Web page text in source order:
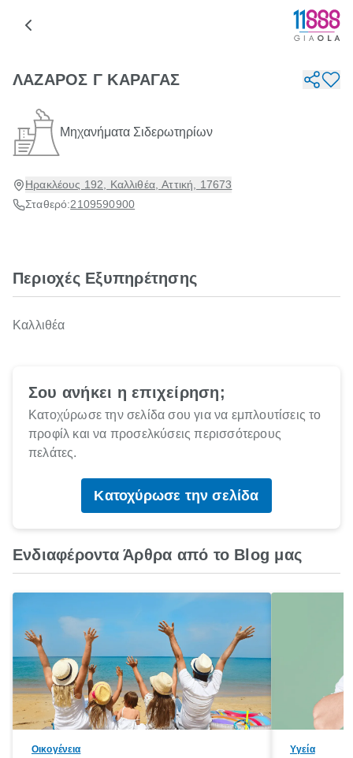
ΛΑΖΑΡΟΣ Γ ΚΑΡΑΓΑΣ
Μηχανήματα Σιδερωτηρίων
Ηρακλέους 192, Καλλιθέα, Αττική, 17673
Σταθερό:2109590900
Περιοχές Εξυπηρέτησης
Καλλιθέα
Σου ανήκει η επιχείρηση;
Κατοχύρωσε την σελίδα σου για να εμπλουτίσεις το
προφίλ και να προσελκύσεις περισσότερους
πελάτες.
Κατοχύρωσε την σελίδα
Ενδιαφέροντα Άρθρα από το Blog μας
Οικογένεια Υγεία